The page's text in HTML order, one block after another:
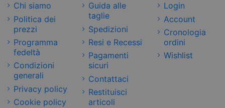
Chi siamo
Politica dei
prezzi
Programma
fedeltà
Condizioni
generali
Privacy policy
Cookie policy
Guida alle
taglie
Spedizioni
Resi e Recessi
Pagamenti
sicuri
Contattaci
Restituisci
articoli
Login
Account
Cronologia
ordini
Wishlist